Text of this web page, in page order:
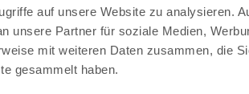
auf unsere Website zu analysieren.
unsere Partner für soziale Medien,
mit weiteren Daten zusammen, die
gesammelt haben.